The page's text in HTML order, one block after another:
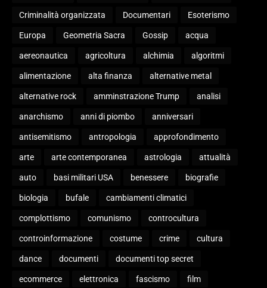
Criminalità organizzata Documentari Esoterismo
Europa Geometria Sacra Gossip acqua
aereonautica agricoltura alchimia algoritmi
alimentazione alta finanza alternative metal
alternative rock amminstrazione Trump analisi
anarchismo anni di piombo anniversari
antisemitismo antropologia approfondimento
arte arte contemporanea astrologia attualità
auto basi militari USA benessere biografie
biologia bufale cambiamenti climatici
complottismo comunismo controcultura
controinformazione costume crime cultura
dance documenti documenti top secret
ecommerce elettronica fascismo film